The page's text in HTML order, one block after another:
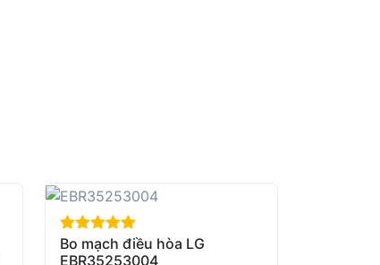
out of 5
Bo mạch điều hòa LG
EBR35253004